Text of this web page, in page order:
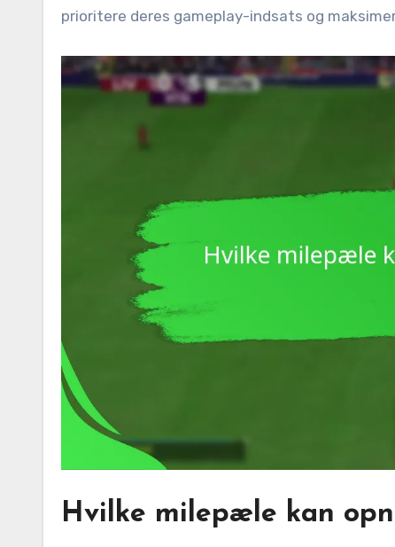
prioritere deres gameplay-indsats og
Hvilke milepæle kan